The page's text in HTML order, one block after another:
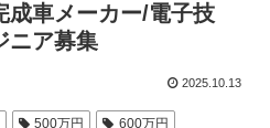
成車メーカー/電子技
ニア募集
2025.10.13
500万円 600万円